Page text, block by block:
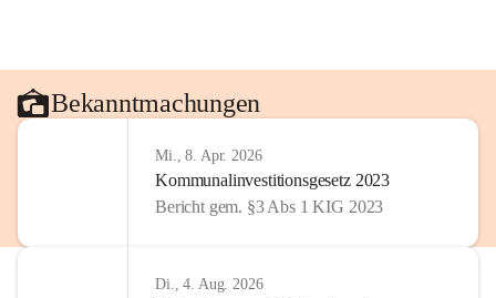
Bekanntmachungen
Mi., 8. Apr. 2026
Kommunalinvestitionsgesetz 2023
Bericht gem. §3 Abs 1 KIG 2023
Di., 4. Aug. 2026